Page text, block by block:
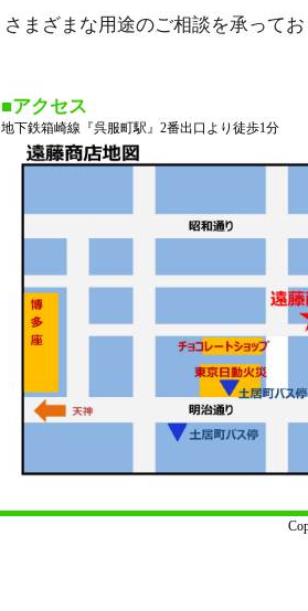
さまざまな用途のご相談を承って
■アクセス
地下鉄箱崎線『呉服町駅』2番出口より徒歩1分